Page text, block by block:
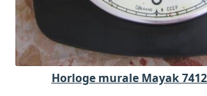
Horloge murale Mayak